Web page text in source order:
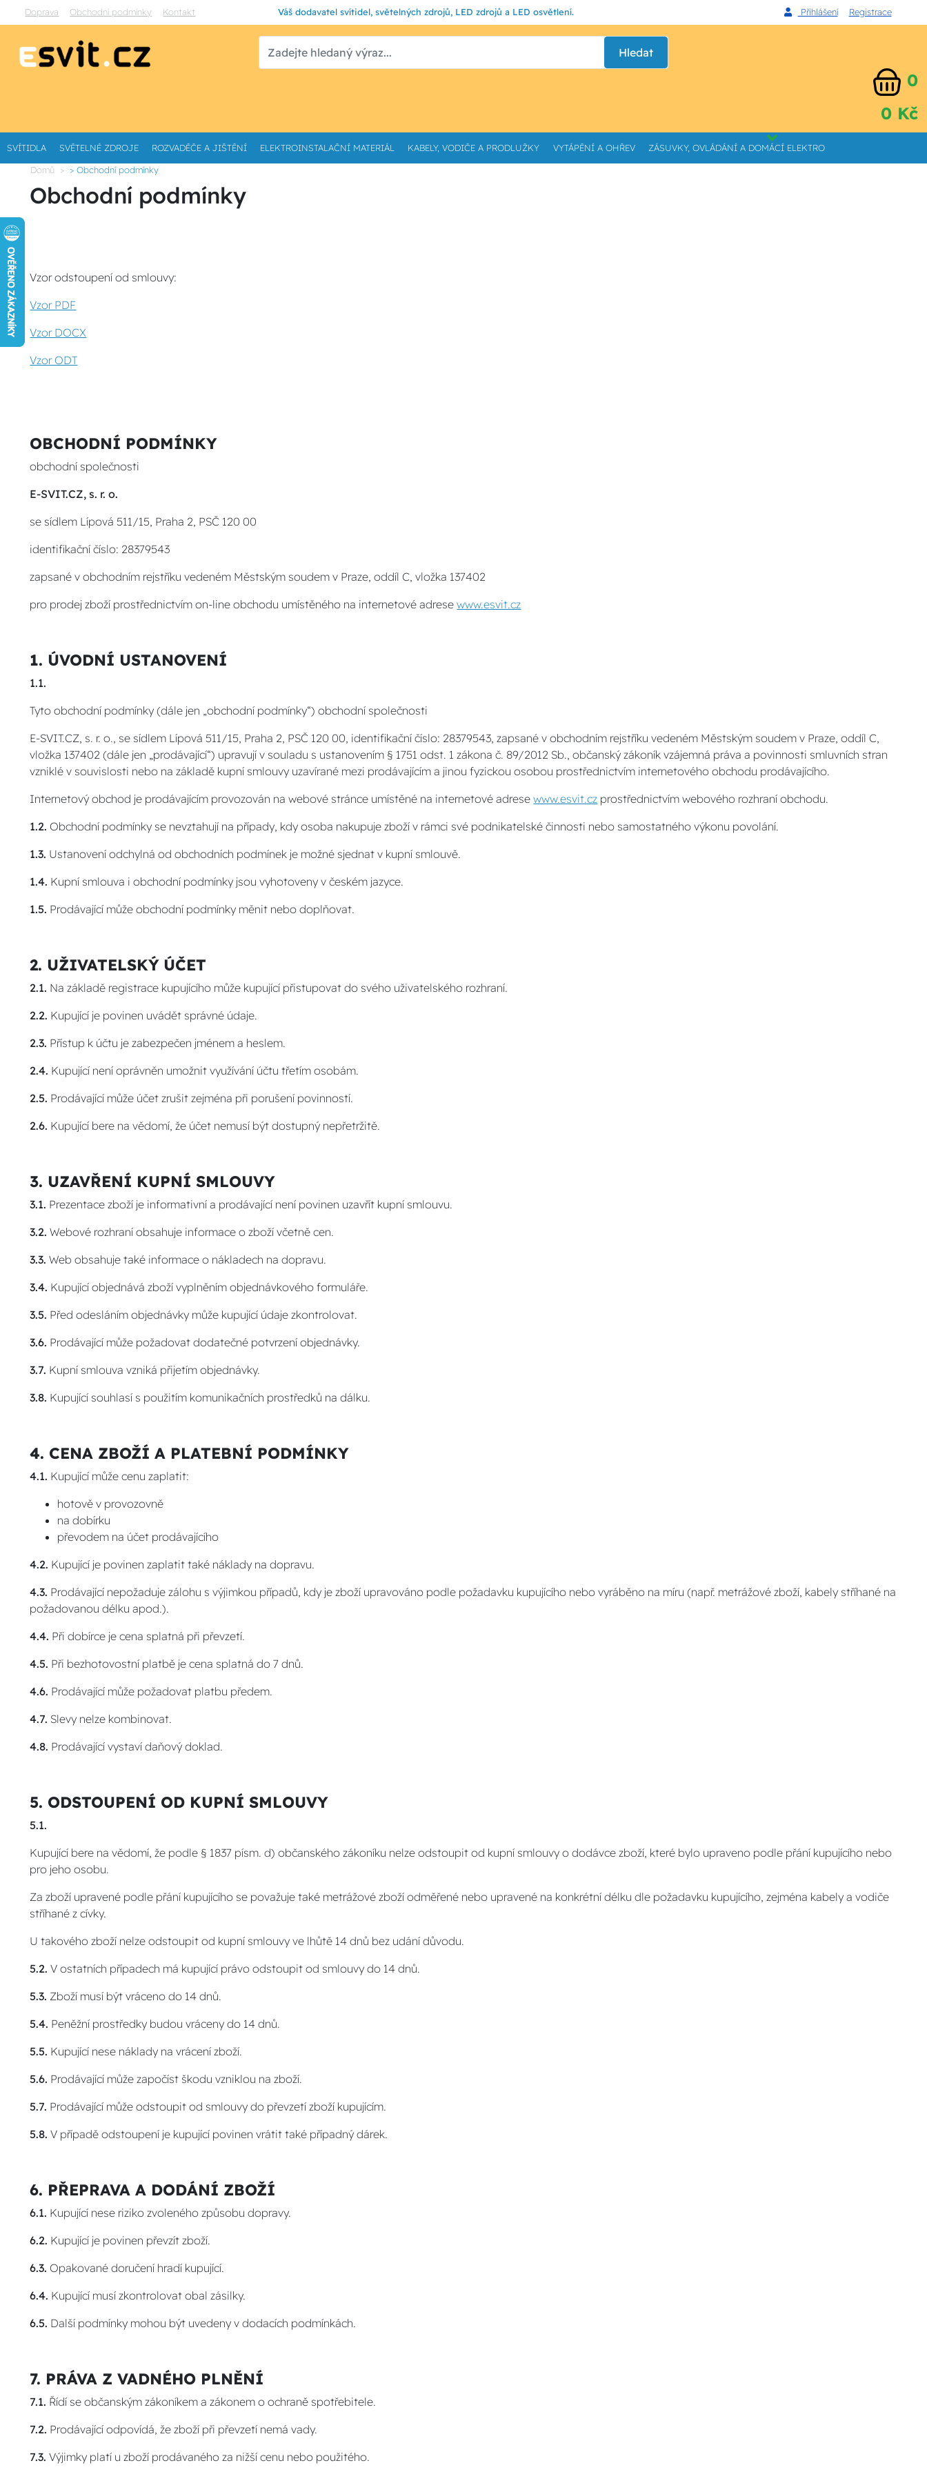
Doprava Obchodní podmínky Kontakt Váš dodavatel svítidel, světelných zdrojů, LED zdrojů a LED osvětlení. Přihlášení Registrace
Hledat
0
0 Kč
SVÍTIDLA SVĚTELNÉ ZDROJE ROZVADĚČE A JIŠTĚNÍ ELEKTROINSTALAČNÍ MATERIÁL KABELY, VODIČE A PRODLUŽKY VYTÁPĚNÍ A OHŘEV ZÁSUVKY, OVLÁDÁNÍ A DOMÁCÍ ELEKTRO
Domů > Obchodní podmínky
Obchodní podmínky
Vzor odstoupení od smlouvy:
Vzor PDF
Vzor DOCX
Vzor ODT
OBCHODNÍ PODMÍNKY
obchodní společnosti
E-SVIT.CZ, s. r. o.
se sídlem Lípová 511/15, Praha 2, PSČ 120 00
identifikační číslo: 28379543
zapsané v obchodním rejstříku vedeném Městským soudem v Praze, oddíl C, vložka 137402
pro prodej zboží prostřednictvím on-line obchodu umístěného na internetové adresewww.esvit.cz
1. ÚVODNÍ USTANOVENÍ
1.1.
Tyto obchodní podmínky (dále jen „obchodní podmínky“) obchodní společnosti
E-SVIT.CZ, s. r. o., se sídlem Lípová 511/15, Praha 2, PSČ 120 00, identifikační číslo: 28379543, zapsané v obchodním rejstříku vedeném Městským soudem v Praze, oddíl C,
vložka 137402 (dále jen „prodávající“) upravují v souladu s ustanovením § 1751 odst. 1 zákona č. 89/2012 Sb., občanský zákoník vzájemná práva a povinnosti smluvních stran
vzniklé v souvislosti nebo na základě kupní smlouvy uzavírané mezi prodávajícím a jinou fyzickou osobou prostřednictvím internetového obchodu prodávajícího.
Internetový obchod je prodávajícím provozován na webové stránce umístěné na internetové adresewww.esvit.cz prostřednictvím webového rozhraní obchodu.
1.2. Obchodní podmínky se nevztahují na případy, kdy osoba nakupuje zboží v rámci své podnikatelské činnosti nebo samostatného výkonu povolání.
1.3. Ustanovení odchylná od obchodních podmínek je možné sjednat v kupní smlouvě.
1.4. Kupní smlouva i obchodní podmínky jsou vyhotoveny v českém jazyce.
1.5. Prodávající může obchodní podmínky měnit nebo doplňovat.
2. UŽIVATELSKÝ ÚČET
2.1. Na základě registrace kupujícího může kupující přistupovat do svého uživatelského rozhraní.
2.2. Kupující je povinen uvádět správné údaje.
2.3. Přístup k účtu je zabezpečen jménem a heslem.
2.4. Kupující není oprávněn umožnit využívání účtu třetím osobám.
2.5. Prodávající může účet zrušit zejména při porušení povinností.
2.6. Kupující bere na vědomí, že účet nemusí být dostupný nepřetržitě.
3. UZAVŘENÍ KUPNÍ SMLOUVY
3.1. Prezentace zboží je informativní a prodávající není povinen uzavřít kupní smlouvu.
3.2. Webové rozhraní obsahuje informace o zboží včetně cen.
3.3. Web obsahuje také informace o nákladech na dopravu.
3.4. Kupující objednává zboží vyplněním objednávkového formuláře.
3.5. Před odesláním objednávky může kupující údaje zkontrolovat.
3.6. Prodávající může požadovat dodatečné potvrzení objednávky.
3.7. Kupní smlouva vzniká přijetím objednávky.
3.8. Kupující souhlasí s použitím komunikačních prostředků na dálku.
4. CENA ZBOŽÍ A PLATEBNÍ PODMÍNKY
4.1. Kupující může cenu zaplatit:
hotově v provozovně
na dobírku
převodem na účet prodávajícího
4.2. Kupující je povinen zaplatit také náklady na dopravu.
4.3. Prodávající nepožaduje zálohu s výjimkou případů, kdy je zboží upravováno podle požadavku kupujícího nebo vyráběno na míru (např. metrážové zboží, kabely stříhané na
požadovanou délku apod.).
4.4. Při dobírce je cena splatná při převzetí.
4.5. Při bezhotovostní platbě je cena splatná do 7 dnů.
4.6. Prodávající může požadovat platbu předem.
4.7. Slevy nelze kombinovat.
4.8. Prodávající vystaví daňový doklad.
5. ODSTOUPENÍ OD KUPNÍ SMLOUVY
5.1.
Kupující bere na vědomí, že podle § 1837 písm. d) občanského zákoníku nelze odstoupit od kupní smlouvy o dodávce zboží, které bylo upraveno podle přání kupujícího nebo
pro jeho osobu.
Za zboží upravené podle přání kupujícího se považuje také metrážové zboží odměřené nebo upravené na konkrétní délku dle požadavku kupujícího, zejména kabely a vodiče
stříhané z cívky.
U takového zboží nelze odstoupit od kupní smlouvy ve lhůtě 14 dnů bez udání důvodu.
5.2. V ostatních případech má kupující právo odstoupit od smlouvy do 14 dnů.
5.3. Zboží musí být vráceno do 14 dnů.
5.4. Peněžní prostředky budou vráceny do 14 dnů.
5.5. Kupující nese náklady na vrácení zboží.
5.6. Prodávající může započíst škodu vzniklou na zboží.
5.7. Prodávající může odstoupit od smlouvy do převzetí zboží kupujícím.
5.8. V případě odstoupení je kupující povinen vrátit také případný dárek.
6. PŘEPRAVA A DODÁNÍ ZBOŽÍ
6.1. Kupující nese riziko zvoleného způsobu dopravy.
6.2. Kupující je povinen převzít zboží.
6.3. Opakované doručení hradí kupující.
6.4. Kupující musí zkontrolovat obal zásilky.
6.5. Další podmínky mohou být uvedeny v dodacích podmínkách.
7. PRÁVA Z VADNÉHO PLNĚNÍ
7.1. Řídí se občanským zákoníkem a zákonem o ochraně spotřebitele.
7.2. Prodávající odpovídá, že zboží při převzetí nemá vady.
7.3. Výjimky platí u zboží prodávaného za nižší cenu nebo použitého.